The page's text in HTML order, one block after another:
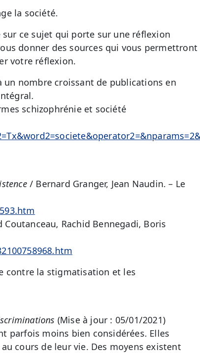
la société.
ce sujet qui porte sur une réflexion
donner des sources qui vous permettront
votre réflexion.
un nombre croissant de publications en
schizophrénie et société
/ Bernard Granger, Jean Naudin. – Le
Rachid Bennegadi, Boris
contre la stigmatisation et les
(Mise à jour : 05/01/2021)
parfois moins bien considérées. Elles
cours de leur vie. Des moyens existent